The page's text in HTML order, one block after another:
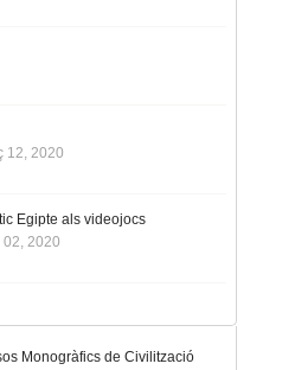
12, 2020
Egipte als videojocs
02, 2020
Monogràfics de Civilització